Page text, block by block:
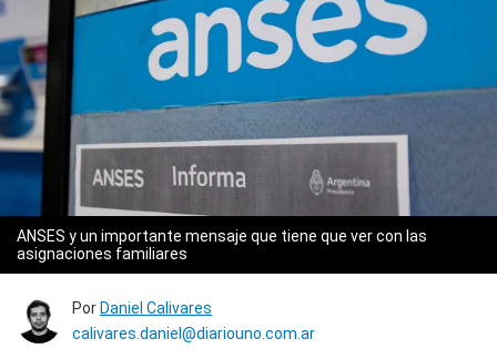
ANSES y un importante mensaje que tiene que ver con las
asignaciones familiares
Por Daniel Calivares
calivares.daniel@diariouno.com.ar